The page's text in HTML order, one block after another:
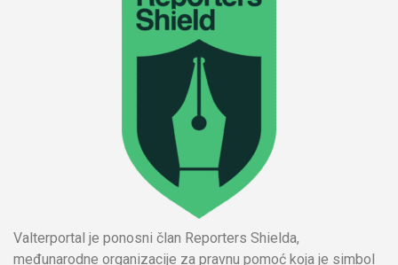
Valterportal je ponosni član Reporters Shielda,
međunarodne organizacije za pravnu pomoć koja je simbol